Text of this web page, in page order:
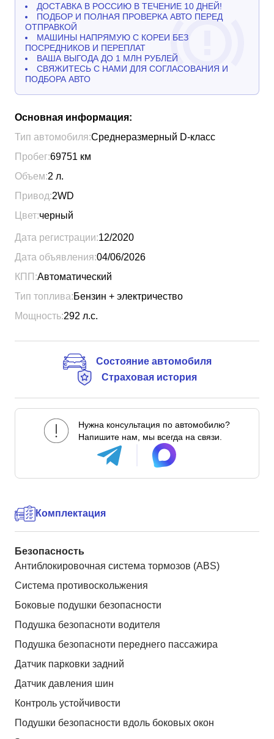
ДОСТАВКА В РОССИЮ В ТЕЧЕНИЕ 10 ДНЕЙ!
ПОДБОР И ПОЛНАЯ ПРОВЕРКА АВТО ПЕРЕД
ОТПРАВКОЙ
МАШИНЫ НАПРЯМУЮ С КОРЕИ БЕЗ
ПОСРЕДНИКОВ И ПЕРЕПЛАТ
ВАША ВЫГОДА ДО 1 МЛН РУБЛЕЙ
СВЯЖИТЕСЬ С НАМИ ДЛЯ СОГЛАСОВАНИЯ И
ПОДБОРА АВТО
Основная информация:
Тип автомобиля:Среднеразмерный D-класс
Пробег:69751 км
Объем:2 л.
Привод:2WD
Цвет:черный
Дата регистрации:12/2020
Дата объявления:04/06/2026
КПП:Автоматический
Тип топлива:Бензин + электричество
Мощность:292 л.с.
Состояние автомобиля
Страховая история
Нужна консультация по автомобилю?
Напишите нам, мы всегда на связи.
Комплектация
Безопасность
Антиблокировочная система тормозов (ABS)
Система противоскольжения
Боковые подушки безопасности
Подушка безопасноти водителя
Подушка безопасноти переднего пассажира
Датчик парковки задний
Датчик давления шин
Контроль устойчивости
Подушки безопасности вдоль боковых окон